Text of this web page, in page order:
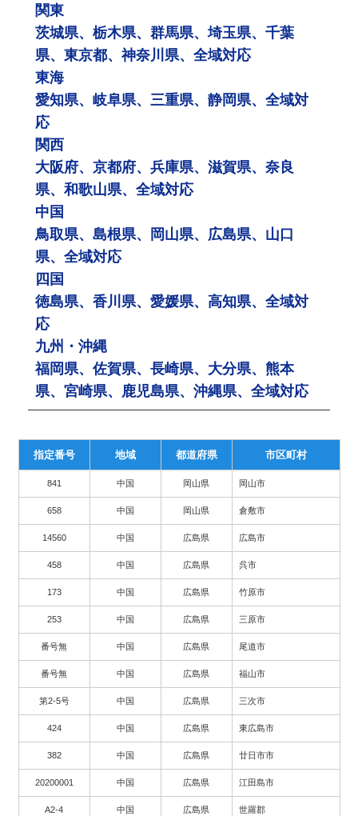
関東
茨城県、栃木県、群馬県、埼玉県、千葉
県、東京都、神奈川県、全域対応
東海
愛知県、岐阜県、三重県、静岡県、全域対
応
関西
大阪府、京都府、兵庫県、滋賀県、奈良
県、和歌山県、全域対応
中国
鳥取県、島根県、岡山県、広島県、山口
県、全域対応
四国
徳島県、香川県、愛媛県、高知県、全域対
応
九州・沖縄
福岡県、佐賀県、長崎県、大分県、熊本
県、宮崎県、鹿児島県、沖縄県、全域対応
指定番号 地域 都道府県 市区町村
841 中国 岡山県 岡山市
658 中国 岡山県 倉敷市
14560 中国 広島県 広島市
458 中国 広島県 呉市
173 中国 広島県 竹原市
253 中国 広島県 三原市
番号無 中国 広島県 尾道市
番号無 中国 広島県 福山市
第2-5号 中国 広島県 三次市
424 中国 広島県 東広島市
382 中国 広島県 廿日市市
20200001 中国 広島県 江田島市
A2-4 中国 広島県 世羅郡